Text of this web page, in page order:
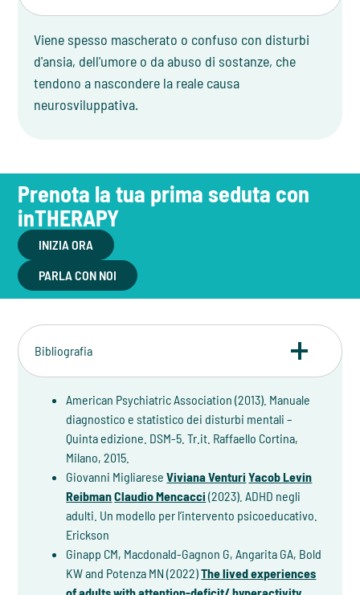
Viene spesso mascherato o confuso con disturbi
d'ansia, dell'umore o da abuso di sostanze, che
tendono a nascondere la reale causa
neurosviluppativa.
Prenota la tua prima seduta con
inTHERAPY
INIZIA ORA
PARLA CON NOI
Bibliografia
American Psychiatric Association (2013). Manuale
diagnostico e statistico dei disturbi mentali –
Quinta edizione. DSM-5. Tr.it. Raffaello Cortina,
Milano, 2015.
Giovanni MigliareseViviana Venturi Yacob Levin
ReibmanClaudio Mencacci (2023). ADHD negli
adulti. Un modello per l’intervento psicoeducativo.
Erickson
Ginapp CM, Macdonald-Gagnon G, Angarita GA, Bold
KW and Potenza MN (2022)The lived experiences